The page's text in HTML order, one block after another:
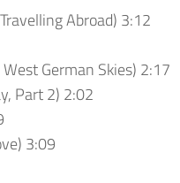
Abroad) 3:12
German Skies) 2:17
Part 2) 2:02
3:09